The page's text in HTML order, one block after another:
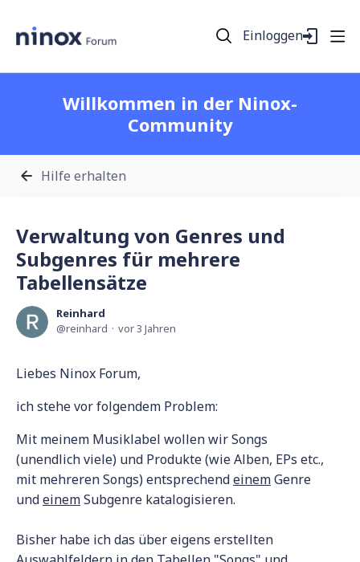
Einloggen
Willkommen in der Ninox-
Community
Hilfe erhalten
Verwaltung von Genres und
Subgenres für mehrere
Tabellensätze
Reinhard
reinhard
vor 3 Jahren
Liebes Ninox Forum,
ich stehe vor folgendem Problem:
Mit meinem Musiklabel wollen wir Songs
(unendlich viele) und Produkte (wie Alben, EPs etc.,
mit mehreren Songs) entsprechendeinemGenre
undeinemSubgenre katalogisieren.
Bisher habe ich das über eigens erstellten